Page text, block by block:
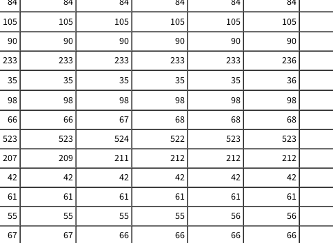
105 105 105 105 105
105
90 90 90 90 90
90
233 233 233 233 233
236
35 35 35 35 35
36
98 98 98 98 98
98
66 66 67 68 68
68
523 523 524 522 523
523
207 209 211 212 212
212
42 42 42 42 42
42
61 61 61 61 61
61
55 55 55 55 56
56
67 67 66 66 66
66